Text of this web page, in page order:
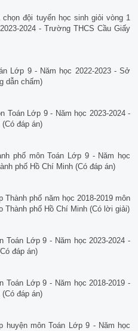
đội tuyển học sinh giỏi vòng 1
2024 - Trường THCS Cầu Giấy
Lớp 9 - Năm học 2022-2023 - Sở
dẫn chấm)
Toán Lớp 9 - Năm học 2023-2024 -
đáp án)
phố môn Toán Lớp 9 - Năm học
phố Hồ Chí Minh (Có đáp án)
phố năm học 2018-2019 môn
Thành phố Hồ Chí Minh (Có lời giải)
Toán Lớp 9 - Năm học 2023-2024 -
đáp án)
Toán Lớp 9 - Năm học 2018-2019 -
đáp án)
huyện môn Toán Lớp 9 - Năm học